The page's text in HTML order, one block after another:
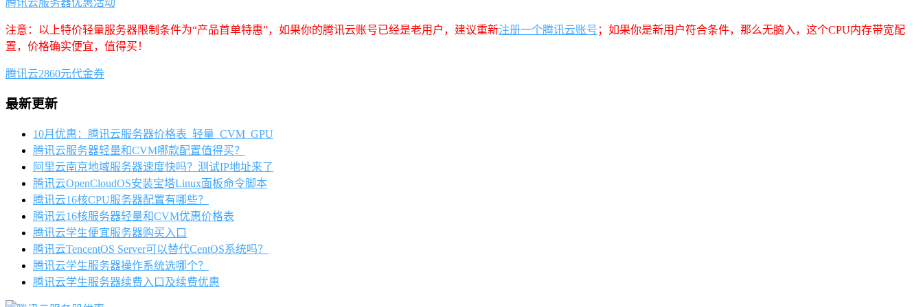
注意：以上特价轻量服务器限制条件为“产品首单特惠”，如果你的腾讯云账号已经是老用户，建议重新注册一个腾讯云账号 ；如果你是新用户符合条件，那么无脑入，这个CPU内存带宽配
置，价格确实便宜，值得买！
腾讯云2860元代金券
最新更新
10月优惠：腾讯云服务器价格表_轻量_CVM_GPU
腾讯云服务器轻量和CVM哪款配置值得买？
阿里云南京地域服务器速度快吗？测试IP地址来了
腾讯云OpenCloudOS安装宝塔Linux面板命令脚本
腾讯云16核CPU服务器配置有哪些？
腾讯云16核服务器轻量和CVM优惠价格表
腾讯云学生便宜服务器购买入口
腾讯云TencentOS Server可以替代CentOS系统吗？
腾讯云学生服务器操作系统选哪个？
腾讯云学生服务器续费入口及续费优惠